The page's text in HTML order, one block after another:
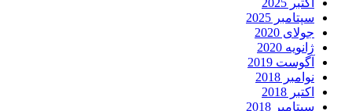
سپتامبر 2025
جولای 2020
ژانویه 2020
آگوست 2019
نوامبر 2018
اکتبر 2018
سپتامبر 2018